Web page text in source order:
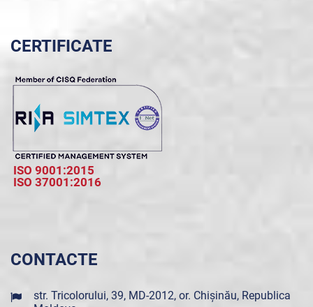
CERTIFICATE
ISO 9001:2015
ISO 37001:2016
CONTACTE
str. Tricolorului, 39, MD-2012, or. Chișinău, Republica